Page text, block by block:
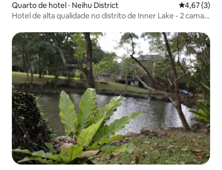
Quarto de hotel ⋅ Neihu District 4,67 de
4,67 (3)
Hotel de alta qualidade no distrito de Inner Lake - 2 camas